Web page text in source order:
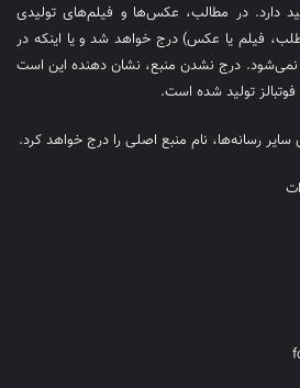
دارد. در مطالب، عکس‌ها و فیلم‌های تولیدی
فیلم یا عکس) درج خواهد شد و یا اینکه در
ذیل محتوا نام منبع خاصی ذکر نمی‌‎شود. درج نشدن منبع، نشان دهنده این است
تولید شده است.
سایر رسانه‌ها، نام منبع اصلی را درج خواهد کرد.